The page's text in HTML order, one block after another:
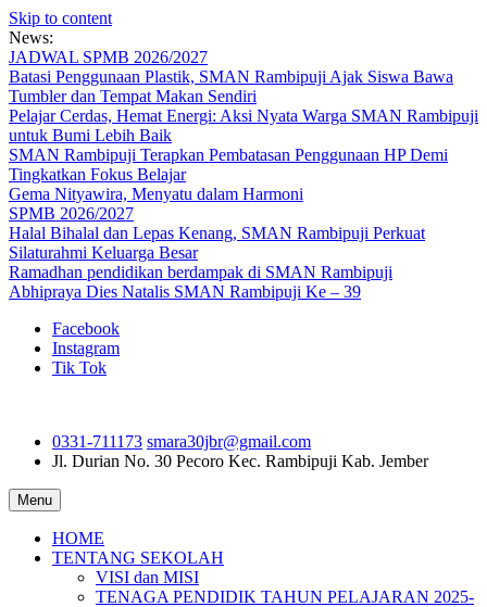
Skip to content
News:
JADWAL SPMB 2026/2027
Batasi Penggunaan Plastik, SMAN Rambipuji Ajak Siswa Bawa
Tumbler dan Tempat Makan Sendiri
Pelajar Cerdas, Hemat Energi: Aksi Nyata Warga SMAN Rambipuji
untuk Bumi Lebih Baik
SMAN Rambipuji Terapkan Pembatasan Penggunaan HP Demi
Tingkatkan Fokus Belajar
Gema Nityawira, Menyatu dalam Harmoni
SPMB 2026/2027
Halal Bihalal dan Lepas Kenang, SMAN Rambipuji Perkuat
Silaturahmi Keluarga Besar
Ramadhan pendidikan berdampak di SMAN Rambipuji
Abhipraya Dies Natalis SMAN Rambipuji Ke – 39
Facebook
Instagram
Tik Tok
0331-711173 smara30jbr@gmail.com
Jl. Durian No. 30 Pecoro Kec. Rambipuji Kab. Jember
Menu
HOME
TENTANG SEKOLAH
VISI dan MISI
TENAGA PENDIDIK TAHUN PELAJARAN 2025-